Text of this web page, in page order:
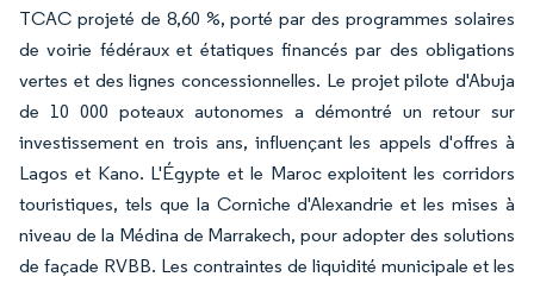
TCAC projeté de 8,60 %, porté par des programmes solaires
de voirie fédéraux et étatiques financés par des obligations
vertes et des lignes concessionnelles. Le projet pilote d'Abuja
de 10 000 poteaux autonomes a démontré un retour sur
investissement en trois ans, influençant les appels d'offres à
Lagos et Kano. L'Égypte et le Maroc exploitent les corridors
touristiques, tels que la Corniche d'Alexandrie et les mises à
niveau de la Médina de Marrakech, pour adopter des solutions
de façade RVBB. Les contraintes de liquidité municipale et les